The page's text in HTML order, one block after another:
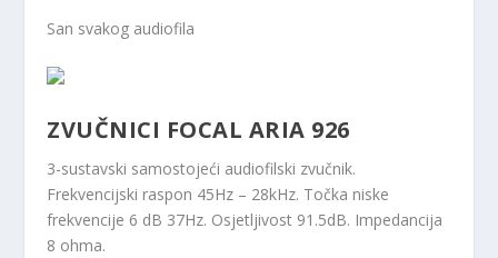
San svakog audiofila
ZVUČNICI FOCAL ARIA 926
3-sustavski samostojeći audiofilski zvučnik.
Frekvencijski raspon 45Hz – 28kHz. Točka niske
frekvencije 6 dB 37Hz. Osjetljivost 91.5dB. Impedancija
8 ohma.